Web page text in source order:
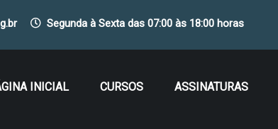
Segunda à Sexta das 07:00 às 18:00 horas
INICIAL CURSOS ASSINATURAS